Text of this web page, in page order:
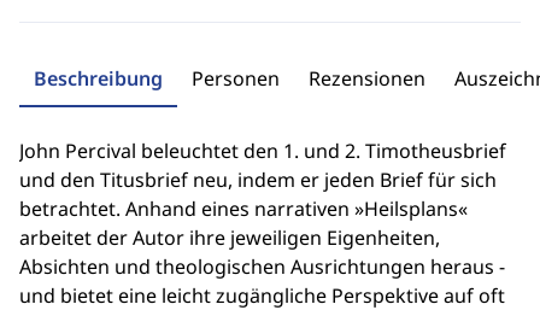
Beschreibung Personen Rezensionen
John Percival beleuchtet den 1. und 2. Timotheusbrief
und den Titusbrief neu, indem er jeden Brief für sich
betrachtet. Anhand eines narrativen »Heilsplans«
arbeitet der Autor ihre jeweiligen Eigenheiten,
Absichten und theologischen Ausrichtungen heraus -
und bietet eine leicht zugängliche Perspektive auf oft